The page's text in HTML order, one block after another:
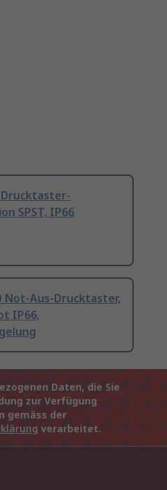
Drucktaster-
SPST, IP66
Not-Aus-Drucktaster,
IP66,
Daten, die Sie
zur Verfügung
gemäss der
verarbeitet.